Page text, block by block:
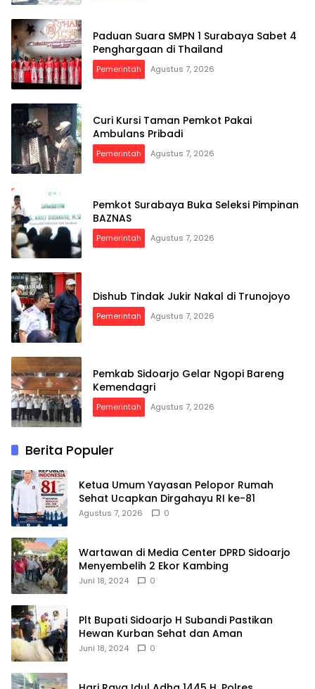
Paduan Suara SMPN 1 Surabaya Sabet 4
Penghargaan di Thailand
Pemerintah Agustus 7, 2026
Curi Kursi Taman Pemkot Pakai
Ambulans Pribadi
Pemerintah Agustus 7, 2026
Pemkot Surabaya Buka Seleksi Pimpinan
BAZNAS
Pemerintah Agustus 7, 2026
Dishub Tindak Jukir Nakal di Trunojoyo
Pemerintah Agustus 7, 2026
Pemkab Sidoarjo Gelar Ngopi Bareng
Kemendagri
Pemerintah Agustus 7, 2026
Berita Populer
Ketua Umum Yayasan Pelopor Rumah
Sehat Ucapkan Dirgahayu RI ke-81
Agustus 7, 2026 0
Wartawan di Media Center DPRD Sidoarjo
Menyembelih 2 Ekor Kambing
Juni 18, 2024 0
Plt Bupati Sidoarjo H Subandi Pastikan
Hewan Kurban Sehat dan Aman
Juni 18, 2024 0